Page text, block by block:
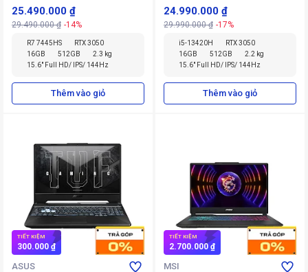
512GB/ Win 11 Home)
25.490.000 ₫
29.490.000 ₫ -14%
R7 7445HS
RTX 3050
16GB
512GB
2.3 kg
15.6" Full HD/ IPS/ 144Hz
Thêm vào giỏ
Home SL)
24.990.000 ₫
29.990.000 ₫ -17%
i5-13420H
RTX 3050
16GB
512GB
2.2 kg
15.6" Full HD/ IPS/ 144Hz
Thêm vào giỏ
TIẾT KIỆM
300.000 ₫
ASUS
TIẾT KIỆM
2.700.000 ₫
MSI